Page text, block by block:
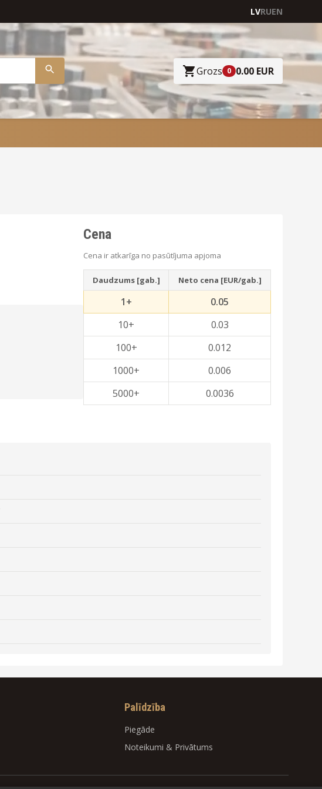
LVRUEN
Grozs 0 0.00 EUR
Cena
Cena ir atkarīga no pasūtījuma apjoma
Daudzums [gab.] Neto cena [EUR/gab.]
1+
0.05
10+
0.03
100+
0.012
1000+
0.006
5000+
0.0036
Palīdzība
Piegāde
Noteikumi & Privātums